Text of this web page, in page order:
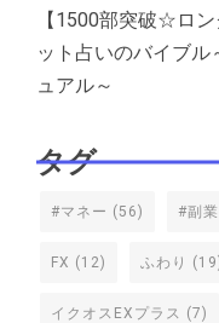
【1500部突破☆ロ
ット占いのバイブ
ュアル～
タグ
#マネー (56) #副業
FX (12) ふわり
イクオスEXプラス (7)